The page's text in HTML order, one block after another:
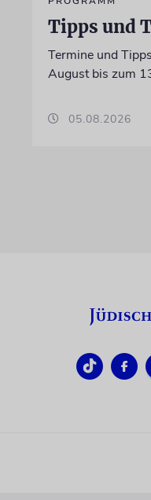
Tipps und
Termine und
August bis zum
05.08.2026